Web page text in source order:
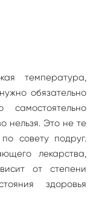
температура,
обязательно
нельзя. Это не те
совету подруг.
лекарства,
от степени
здоровья